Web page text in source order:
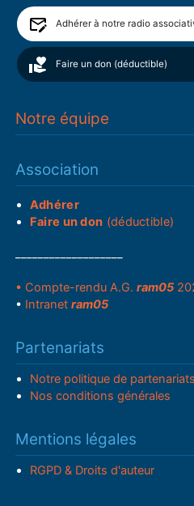
Adhérer à notre radio
Faire un don (déductible)
Notre équipe
Association
Adhérer
Faire un don (déductible)
• Compte-rendu A.G.ram05
• Intranetram05
Partenariats
Notre politique de partenariats
Nos conditions générales
Mentions légales
RGPD & Droits d'auteur